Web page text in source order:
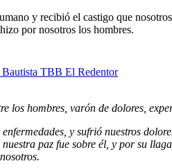
y recibió el castigo que
por nosotros los hombres.
los hombres, varón de dolores,
y sufrió nuestros
paz fue sobre él, y por su